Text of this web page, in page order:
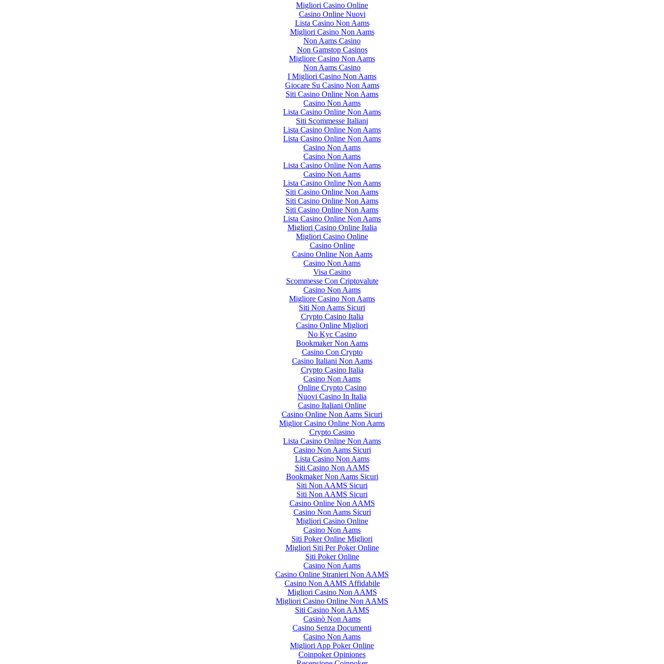
Migliori Casino Online
Casino Online Nuovi
Lista Casino Non Aams
Migliori Casino Non Aams
Non Aams Casino
Non Gamstop Casinos
Migliore Casino Non Aams
Non Aams Casino
I Migliori Casino Non Aams
Giocare Su Casino Non Aams
Siti Casino Online Non Aams
Casino Non Aams
Lista Casino Online Non Aams
Siti Scommesse Italiani
Lista Casino Online Non Aams
Lista Casino Online Non Aams
Casino Non Aams
Casino Non Aams
Lista Casino Online Non Aams
Casino Non Aams
Lista Casino Online Non Aams
Siti Casino Online Non Aams
Siti Casino Online Non Aams
Siti Casino Online Non Aams
Lista Casino Online Non Aams
Migliori Casino Online Italia
Migliori Casino Online
Casino Online
Casino Online Non Aams
Casino Non Aams
Visa Casino
Scommesse Con Criptovalute
Casino Non Aams
Migliore Casino Non Aams
Siti Non Aams Sicuri
Crypto Casino Italia
Casino Online Migliori
No Kyc Casino
Bookmaker Non Aams
Casino Con Crypto
Casino Italiani Non Aams
Crypto Casino Italia
Casino Non Aams
Online Crypto Casino
Nuovi Casino In Italia
Casino Italiani Online
Casino Online Non Aams Sicuri
Miglior Casino Online Non Aams
Crypto Casino
Lista Casino Online Non Aams
Casino Non Aams Sicuri
Lista Casino Non Aams
Siti Casino Non AAMS
Bookmaker Non Aams Sicuri
Siti Non AAMS Sicuri
Siti Non AAMS Sicuri
Casino Online Non AAMS
Casino Non Aams Sicuri
Migliori Casino Online
Casino Non Aams
Siti Poker Online Migliori
Migliori Siti Per Poker Online
Siti Poker Online
Casino Non Aams
Casino Online Stranieri Non AAMS
Casino Non AAMS Affidabile
Migliori Casino Non AAMS
Migliori Casino Online Non AAMS
Siti Casino Non AAMS
Casinò Non Aams
Casino Senza Documenti
Casino Non Aams
Migliori App Poker Online
Coinpoker Opiniones